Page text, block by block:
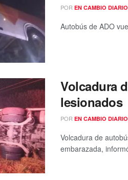
POR EN CAMBIO DIARIO
Autobús de ADO
Volcadura
lesionados
POR EN CAMBIO DIARIO
Volcadura de
embarazada,